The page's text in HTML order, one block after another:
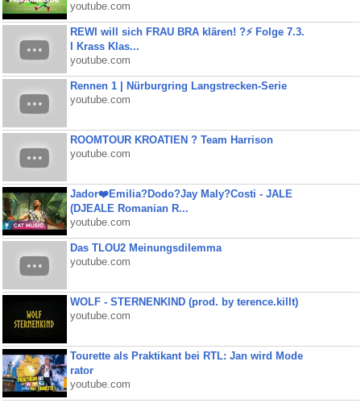
youtube.com
REWI will sich FRAU BRA klären! ?⚡️ Folge 7.3.
I Krass Klas...
youtube.com
Rennen 1 | Nürburgring Langstrecken-Serie
youtube.com
ROOMTOUR KROATIEN ? Team Harrison
youtube.com
Jador❤️Emilia?Dodo?Jay Maly?Costi - JALE
(DJEALE Romanian R...
youtube.com
Das TLOU2 Meinungsdilemma
youtube.com
WOLF - STERNENKIND (prod. by terence.killt)
youtube.com
Tourette als Praktikant bei RTL: Jan wird Mode
rator
youtube.com